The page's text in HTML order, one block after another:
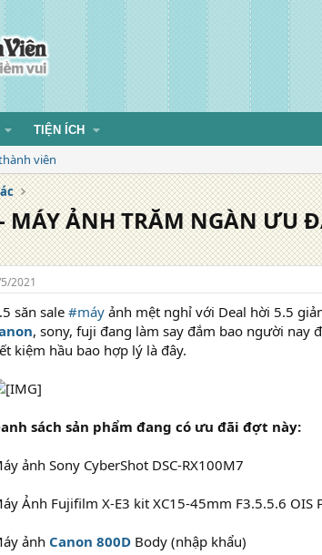
TIỆN ÍCH
viên
MÁY ẢNH TRĂM NGÀN ƯU
2021
săn sale #máy ảnh mệt nghỉ với Deal hời 5.5
, sony, fuji đang làm say đắm bao người nay
kiệm hầu bao hợp lý là đây.
sách sản phẩm đang có ưu đãi đợt này:
ảnh Sony CyberShot DSC-RX100M7
Ảnh Fujifilm X-E3 kit XC15-45mm F3.5.5.6 OIS
ảnh Canon 800D Body (nhập khẩu)